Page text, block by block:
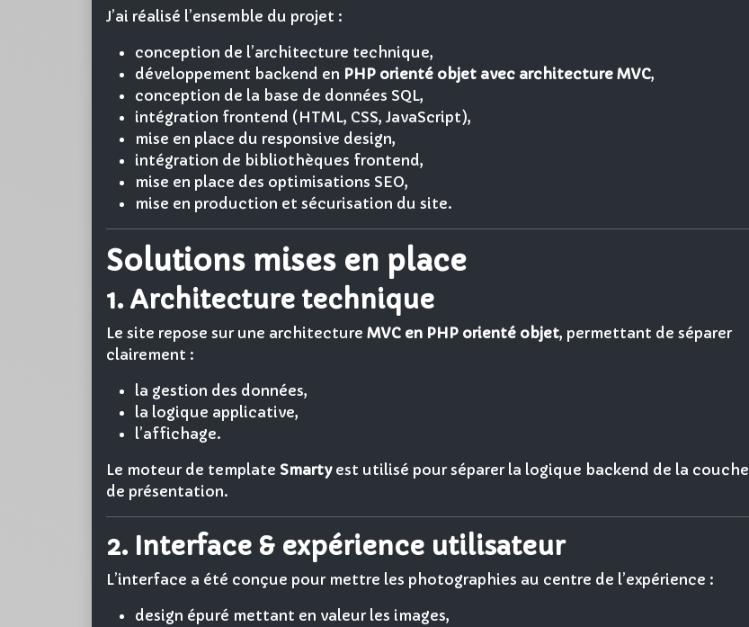
J’ai réalisé l’ensemble du projet :
conception de l’architecture technique,
développement backend en PHP orienté objet avec architecture MVC,
conception de la base de données SQL,
intégration frontend (HTML, CSS, JavaScript),
mise en place du responsive design,
intégration de bibliothèques frontend,
mise en place des optimisations SEO,
mise en production et sécurisation du site.
Solutions mises en place
1. Architecture technique
Le site repose sur une architecture MVC en PHP orienté objet, permettant de séparer
clairement :
la gestion des données,
la logique applicative,
l’affichage.
Le moteur de template Smartyest utilisé pour séparer la logique backend de la couche
de présentation.
2. Interface & expérience utilisateur
L’interface a été conçue pour mettre les photographies au centre de l’expérience :
design épuré mettant en valeur les images,